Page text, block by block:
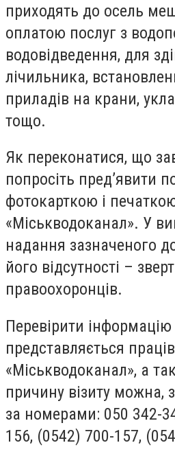
приходять до осель
оплатою послуг з
водовідведення, для
лічильника,
приладів на крани,
тощо.
Як переконатися, що
попросіть пред’явити
фотокарткою і
«Міськводоканал». У
надання зазначеного
його відсутності –
правоохоронців.
Перевірити
представляється
«Міськводоканал», а
причину візиту можна,
за номерами: 050 342-
156, (0542) 700-157,